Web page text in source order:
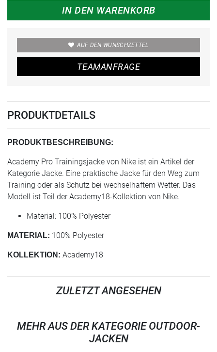
IN DEN WARENKORB
AUF DEN WUNSCHZETTEL
TEAMANFRAGE
PRODUKTDETAILS
PRODUKTBESCHREIBUNG:
Academy Pro Trainingsjacke von Nike ist ein Artikel der
Kategorie Jacke. Eine praktische Jacke für den Weg zum
Training oder als Schutz bei wechselhaftem Wetter. Das
Modell ist Teil der Academy18-Kollektion von Nike.
Material: 100% Polyester
MATERIAL: 100% Polyester
KOLLEKTION: Academy18
ZULETZT ANGESEHEN
MEHR AUS DER KATEGORIE OUTDOOR-
JACKEN